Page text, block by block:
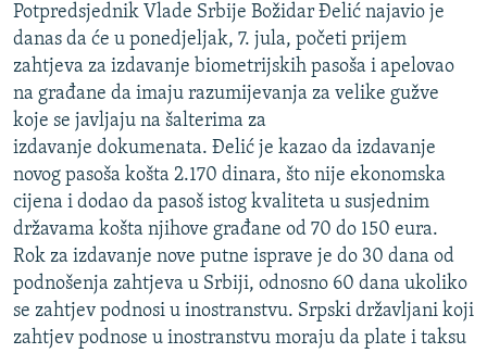
FOTOGALERIJE
INFOGRAFIKE
RAT U UKRAJINI
KINA NA BALKANU
RSE PRIČE IZ SVIJETA
ISPRIČAJ MI
DNEVNO@RSE
SPECIJALI RSE
VIŠE OD NASLOVA
GENOCID U SREBRENICI
POPLAVE I KLIZIŠTA U BIH 2024.
PRATITE NAS
Potpredsjednik Vlade Srbije Božidar Đelić najavio je
danas da će u ponedjeljak, 7. jula, početi prijem
zahtjeva za izdavanje biometrijskih pasoša i apelovao
na građane da imaju razumijevanja za velike gužve
koje se javljaju na šalterima za
izdavanje dokumenata. Đelić je kazao da izdavanje
novog pasoša košta 2.170 dinara, što nije ekonomska
cijena i dodao da pasoš istog kvaliteta u susjednim
državama košta njihove građane od 70 do 150 eura.
Rok za izdavanje nove putne isprave je do 30 dana od
podnošenja zahtjeva u Srbiji, odnosno 60 dana ukoliko
se zahtjev podnosi u inostranstvu. Srpski državljani koji
zahtjev podnose u inostranstvu moraju da plate i taksu